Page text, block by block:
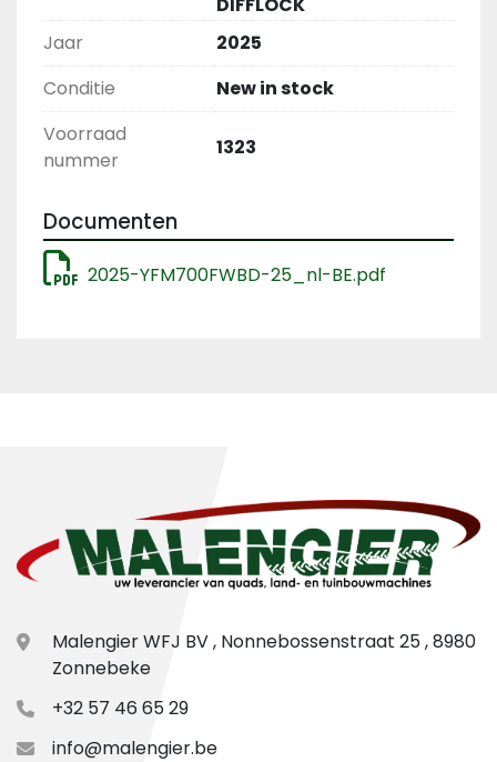
DIFFLOCK
Jaar
2025
Conditie
New in stock
Voorraad
nummer
1323
Documenten
2025-YFM700FWBD-25_nl-BE.pdf
Malengier WFJ BV , Nonnebossenstraat 25 , 8980
Zonnebeke
+32 57 46 65 29
info@malengier.be